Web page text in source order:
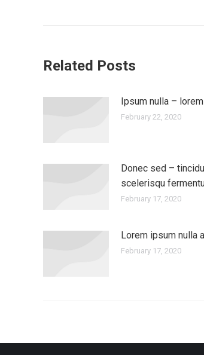
Related Posts
Ipsum nulla –
February 22, 2020
Donec sed –
scelerisqu
February 17, 2020
Lorem ipsum nulla
February 17, 2020